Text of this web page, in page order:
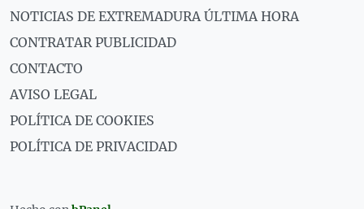
NOTICIAS DE EXTREMADURA ÚLTIMA HORA
CONTRATAR PUBLICIDAD
CONTACTO
AVISO LEGAL
POLÍTICA DE COOKIES
POLÍTICA DE PRIVACIDAD